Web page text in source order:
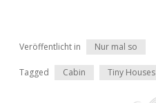
Veröffentlicht in Nur mal so
Tagged Cabin Tiny Houses